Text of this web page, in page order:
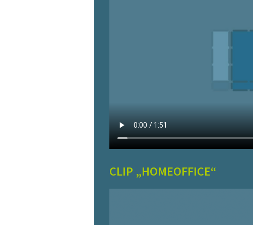
CLIP „HOMEOFFICE“